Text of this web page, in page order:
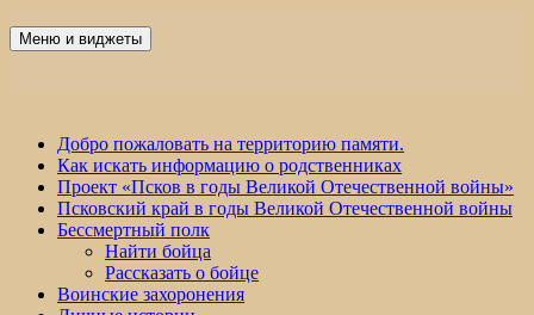
Победа 60
Меню и виджеты
Добро пожаловать на территорию памяти.
Как искать информацию о родственниках
Проект «Псков в годы Великой Отечественной войны»
Псковский край в годы Великой Отечественной войны
Бессмертный полк
Найти бойца
Рассказать о бойце
Воинские захоронения